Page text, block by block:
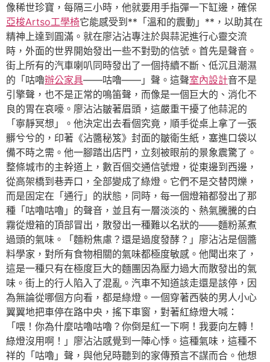
像稀世珍寶，每隔三小時，他就要用手指彈一下缸邊，確保
亞梭Artso工學椅它能感受到**「溫和的震動」**，以助其在
精神上達到圓滿。就在廖沾沾專注於與蒜泥進行心靈交流
時，外面的世界開始發出一些不對勁的信號。首先是聲音。
街上所有的汽車喇叭同時發出了一個持續不斷、低沉且潮濕
的「咕嚕辦公家具——咕嚕——」聲。這聲室內設計音不是
引擎聲，也不是正常的鳴笛聲，而像是一個巨大的、消化不
良的胃在哀嚎。廖沾沾皺著眉頭，這嚴重干擾了他蒜泥的
「寧靜冥想」。他決定出去看個究竟，順手從桌上拿了一張
髒兮兮的，印著《沾醬秘笈》封面的皺衛生紙，塞進口袋以
備不時之需。他一腳踏出店門，立刻被眼前的景象震驚了。
整條城市的主幹道上，數百個交通信號燈，從東邊到西邊，
從高架橋到巷弄口，全部變成了綠燈。它們不是交替閃爍，
而是固定在「通行」的狀態，同時，每一個燈箱都發出了那
種「咕嚕咕嚕」的聲音，並且有一層淡淡的、熱氣騰騰的白
霧從燈箱的頂部冒出，散發出一種難以名狀的——麵粉蒸煮
過頭的氣味。「麵粉焦慮？還是過度發酵？」廖沾沾是個醬
料學家，對所有食物相關的氣味都極度敏感。他聞出來了，
這是一種只有在極度巨大的麵團因為壓力過大而散發出的氣
味。街上的行人陷入了混亂。汽車不知道該走還是該停，因
為無論從哪個方向看，都是綠燈。一個穿著西裝的男人小心
翼翼地把車停在路中央，搖下車窗，對著紅綠燈大喊：
「喂！你為什麼咕嚕咕嚕？你倒是紅一下啊！我要向左轉！
綠燈沒用啊！」廖沾沾感覺到一陣心悸。這種氣味，這種不
祥的「咕嚕」聲，與他兒時聽到的家傳預言不謀而合。他想